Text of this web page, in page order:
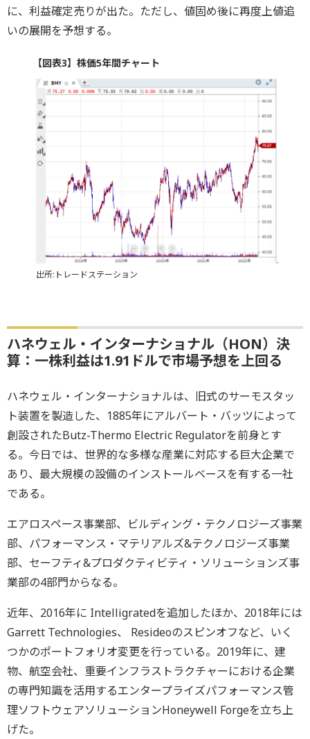
に、利益確定売りが出た。ただし、値固め後に再度上値追
いの展開を予想する。
【図表3】株価5年間チャート
出所:トレードステーション
ハネウェル・インターナショナル（HON）決
算：一株利益は1.91ドルで市場予想を上回る
ハネウェル・インターナショナルは、旧式のサーモスタッ
ト装置を製造した、1885年にアルバート・バッツによって
創設されたButz-Thermo Electric Regulatorを前身とす
る。今日では、世界的な多様な産業に対応する巨大企業で
あり、最大規模の設備のインストールベースを有する一社
である。
エアロスペース事業部、ビルディング・テクノロジーズ事業
部、パフォーマンス・マテリアルズ&テクノロジーズ事業
部、セーフティ&プロダクティビティ・ソリューションズ事
業部の4部門からなる。
近年、2016年に Intelligratedを追加したほか、2018年には
Garrett Technologies、 Resideoのスピンオフなど、いく
つかのポートフォリオ変更を行っている。2019年に、建
物、航空会社、重要インフラストラクチャーにおける企業
の専門知識を活用するエンタープライズパフォーマンス管
理ソフトウェアソリューションHoneywell Forgeを立ち上
げた。